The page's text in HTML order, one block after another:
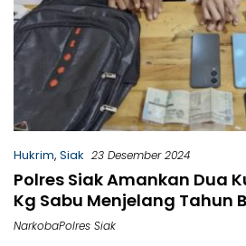
Hukrim, Siak 23 Desember 2024
Polres Siak Amankan Dua
Kg Sabu Menjelang Tahun
NarkobaPolres Siak